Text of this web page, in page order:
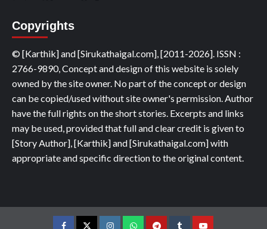
Copyrights
© [Karthik] and [Sirukathaigal.com], [2011-2026]. ISSN :
2766-9890, Concept and design of this website is solely
owned by the site owner. No part of the concept or design
can be copied/used without site owner's permission. Author
have the full rights on the short stories. Excerpts and links
may be used, provided that full and clear credit is given to
[Story Author], [Karthik] and [Sirukathaigal.com] with
appropriate and specific direction to the original content.